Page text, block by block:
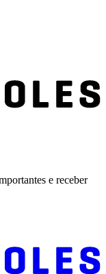
e receber